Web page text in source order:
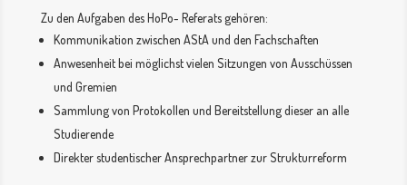
Zu den Aufgaben des HoPo- Referats gehören:
Kommunikation zwischen AStA und den Fachschaften
Anwesenheit bei möglichst vielen Sitzungen von Ausschüssen
und Gremien
Sammlung von Protokollen und Bereitstellung dieser an alle
Studierende
Direkter studentischer Ansprechpartner zur Strukturreform